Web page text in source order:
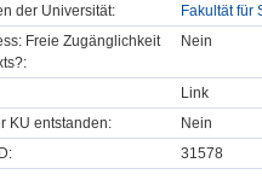
der Universität:
Fakultät für
Freie Zugänglichkeit
Nein
Link
KU entstanden:
Nein
31578